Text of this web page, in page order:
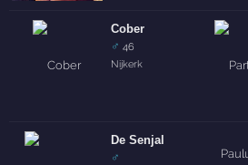
Cober
♂ 46
Nijkerk
De Senjal
♂